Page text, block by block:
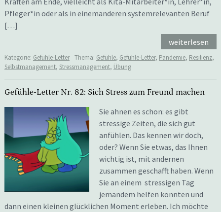
Pfleger*in oder als in einemanderen systemrelevanten Beruf
[…]
weiterlesen
Kategorie: Gefühle-Letter Thema: Gefühle, Gefühle-Letter, Pandemie, Resilienz,
Selbstmanagement, Stressmanagement, Übung
Gefühle-Letter Nr. 82: Sich Stress zum Freund machen
Sie ahnen es schon: es gibt
stressige Zeiten, die sich gut
anfühlen. Das kennen wir doch,
oder? Wenn Sie etwas, das Ihnen
wichtig ist, mit andernen
zusammen geschafft haben. Wenn
Sie an einem stressigen Tag
jemandem helfen konnten und
dann einen kleinen glücklichen Moment erleben. Ich möchte